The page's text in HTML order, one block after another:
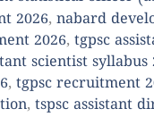
2026, nabard
2026, tgpsc
scientist syllabus
, tgpsc recruitment
, tspsc assistant